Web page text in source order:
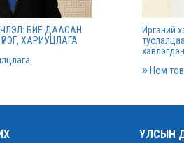
даргаар С.Заяадэлгэрийг томиллоо
2022 оны
БИЕ ДААСАН
ХАРИУЦЛАГА
Иргэний
Ном
УЛСЫН